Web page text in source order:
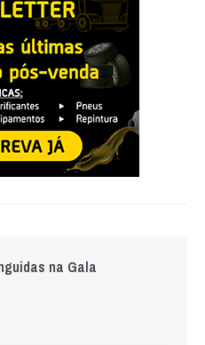
na Gala